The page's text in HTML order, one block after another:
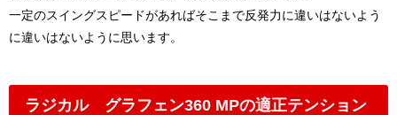
一定のスイングスピードがあればそこまで反発力に違いはないよう
に違いはないように思います。
ラジカル グラフェン360 MPの適正テンション